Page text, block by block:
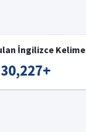
İngilizce Kelime
30,227+